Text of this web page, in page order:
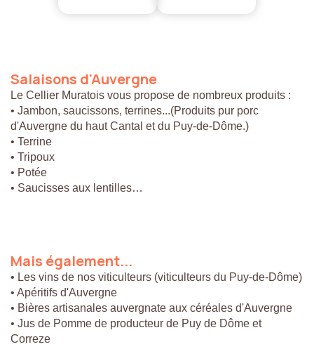
Salaisons d'Auvergne
Le Cellier Muratois vous propose de nombreux produits :
• Jambon, saucissons, terrines...(Produits pur porc
d'Auvergne du haut Cantal et du Puy-de-Dôme.)
• Terrine
• Tripoux
• Potée
• Saucisses aux lentilles…
Mais également...
• Les vins de nos viticulteurs (viticulteurs du Puy-de-Dôme)
• Apéritifs d'Auvergne
• Bières artisanales auvergnate aux céréales d'Auvergne
• Jus de Pomme de producteur de Puy de Dôme et
Correze